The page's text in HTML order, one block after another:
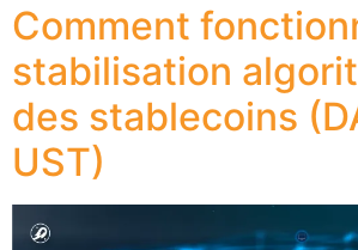
Comment
stabilisation
des stablecoins
UST)